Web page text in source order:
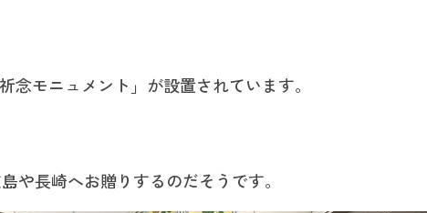
念モニュメント」が設置されています。
や長崎へお贈りするのだそうです。